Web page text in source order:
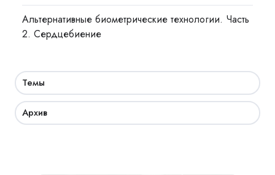
Альтернативные биометрические технологии. Часть
2. Сердцебиение
Темы
Архив